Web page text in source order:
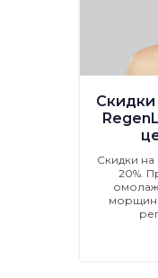
Скидки
Скидки на
20%.